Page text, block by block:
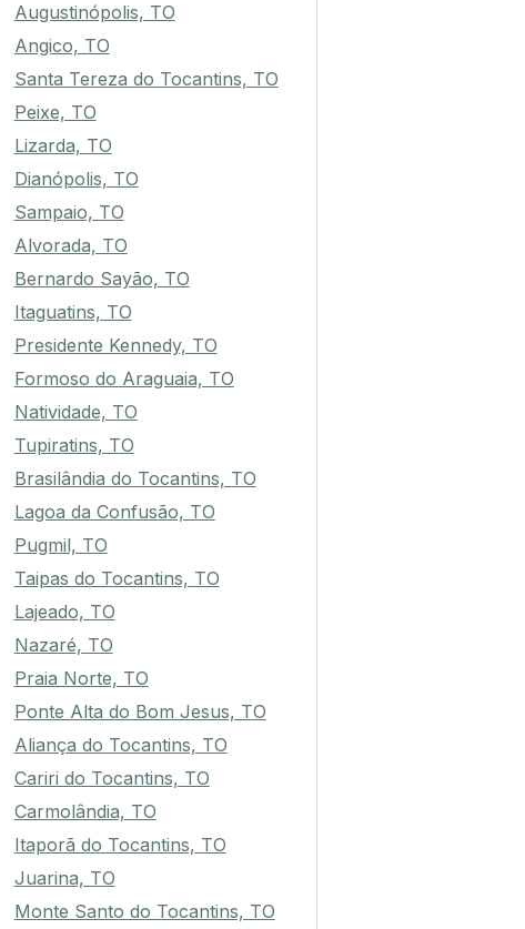
Augustinópolis, TO
Angico, TO
Santa Tereza do Tocantins, TO
Peixe, TO
Lizarda, TO
Dianópolis, TO
Sampaio, TO
Alvorada, TO
Bernardo Sayão, TO
Itaguatins, TO
Presidente Kennedy, TO
Formoso do Araguaia, TO
Natividade, TO
Tupiratins, TO
Brasilândia do Tocantins, TO
Lagoa da Confusão, TO
Pugmil, TO
Taipas do Tocantins, TO
Lajeado, TO
Nazaré, TO
Praia Norte, TO
Ponte Alta do Bom Jesus, TO
Aliança do Tocantins, TO
Cariri do Tocantins, TO
Carmolândia, TO
Itaporã do Tocantins, TO
Juarina, TO
Monte Santo do Tocantins, TO